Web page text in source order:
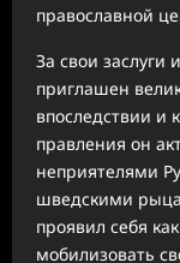
православной
За свои заслуги
приглашен
впоследствии и
правления он
неприятелями
шведскими
проявил себя
мобилизовать